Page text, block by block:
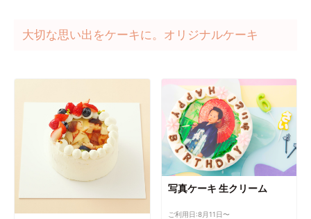
大切な思い出をケーキに。オリジナルケーキ
写真ケーキ 生クリーム
ご利用日:8月11日〜